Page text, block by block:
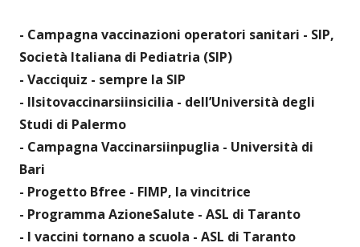
- Campagna vaccinazioni operatori sanitari - SIP,
Società Italiana di Pediatria (SIP)
- Vacciquiz - sempre la SIP
- Ilsitovaccinarsiinsicilia - dell’Università degli
Studi di Palermo
- Campagna Vaccinarsiinpuglia - Università di
Bari
- Progetto Bfree - FIMP, la vincitrice
- Programma AzioneSalute - ASL di Taranto
- I vaccini tornano a scuola - ASL di Taranto